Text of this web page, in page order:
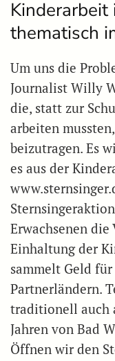
thematisch
Um uns die
Journalist Willy
die, statt zur
arbeiten
beizutragen. Es
es aus der
Erwachsenen
Einhaltung der
sammelt Geld
Partnerländern.
traditionell auch
Jahren von Bad
Öffnen wir den